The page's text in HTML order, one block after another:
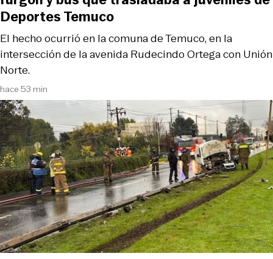
hace 53 min
El hecho ocurrió en la comuna de Temuco, en la
intersección de la avenida Rudecindo Ortega con Unión
Norte.
Deportes Temuco